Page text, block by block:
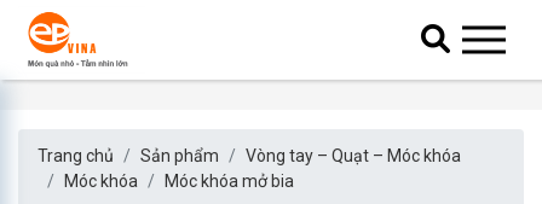
Trang chủ Sản phẩm
Vòng tay – Quạt – Móc khóa
Móc khóa
Móc khóa mở bia